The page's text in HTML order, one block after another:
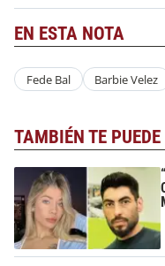
EN ESTA NOTA
Fede Bal Barbie Velez
TAMBIÉN TE